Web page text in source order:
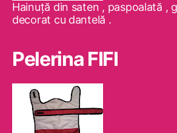
Hainuţă din saten , paspoalată ,
decorat cu dantelă .
Pelerina FIFI